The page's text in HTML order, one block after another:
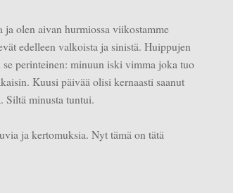
ja olen aivan hurmiossa viikostamme
edelleen valkoista ja sinistä. Huippujen
perinteinen: minuun iski vimma joka tuo
Kuusi päivää olisi kernaasti saanut
Siltä minusta tuntui.
ja kertomuksia. Nyt tämä on tätä